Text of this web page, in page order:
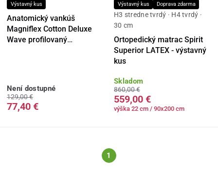
Výstavný kus
Anatomický vankúš
Magniflex Cotton Deluxe
Wave profilovaný
Není dostupné
129,00 €
77,40 €
Výstavný kus Doprava zdarma
H3 stredne tvrdý · H4 tvrdý ·
30 cm
Ortopedický matrac Spirit
Superior LATEX - výstavný
kus
Skladom
860,00 €
559,00 €
výška 22 cm / 90x200 cm
1